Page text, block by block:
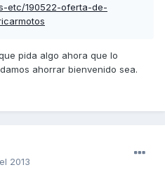
etc/190522-oferta-de-
pida algo ahora que lo
ahorrar bienvenido sea.
2013